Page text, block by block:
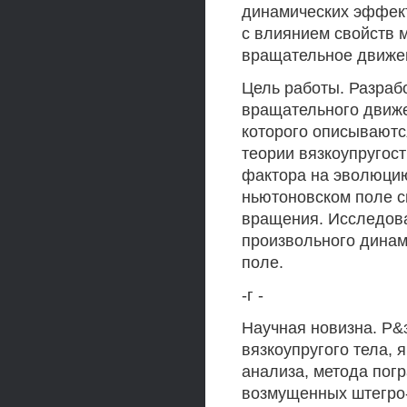
динамических
с влиянием свойств
вращательное
Цель работы.
вращательного
которого
теории
фактора на
ньютоновском поле
вращения.
произвольного
поле.
-г -
Научная новизна.
вязкоупругого
анализа, метода
возмущенных